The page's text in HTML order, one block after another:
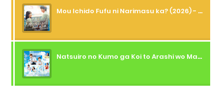
Mou Ichido Fufu ni Narimasu ka? (2026) - 01 Subtitle Indonesia
Natsuiro no Kumo ga Koi to Arashi wo Makiokosu (2026) - 01 Subtitle Indonesia